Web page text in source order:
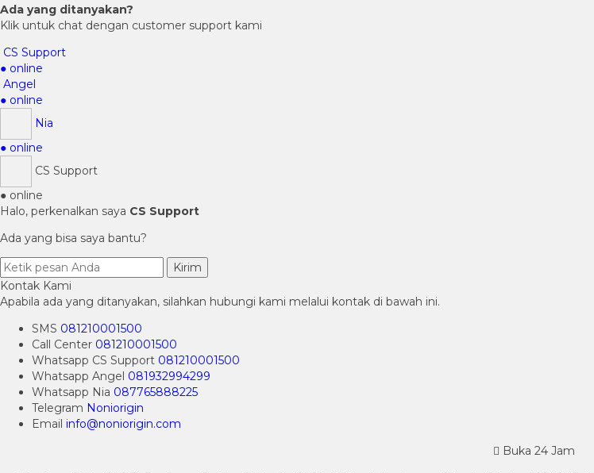
Ada yang ditanyakan?
Klik untuk chat dengan customer support kami
CS Support
● online
Angel
● online
Nia
● online
CS Support
● online
Halo, perkenalkan saya CS Support
Ada yang bisa saya bantu?
Kirim
Kontak Kami
Apabila ada yang ditanyakan, silahkan hubungi kami melalui kontak di bawah ini.
SMS 081210001500
Call Center 081210001500
Whatsapp CS Support 081210001500
Whatsapp Angel 081932994299
Whatsapp Nia 087765888225
Telegram Noniorigin
Email info@noniorigin.com
Buka 24 Jam